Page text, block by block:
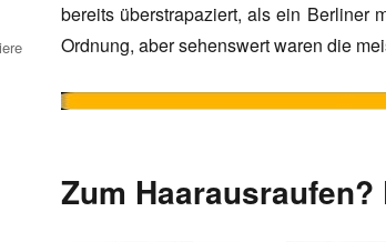
bereits überstrapaziert, als ein Berliner
Ordnung, aber sehenswert waren die
Zum Haarausraufen?